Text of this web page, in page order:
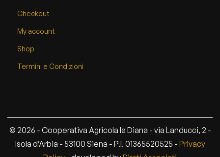
Checkout
My account
Shop
Termini e Condizioni
© 2026 - Cooperativa Agricola la Diana - via Landucci, 2 -
Isola d’Arbia - 53100 Siena - P.I. 01365520525 - Privacy